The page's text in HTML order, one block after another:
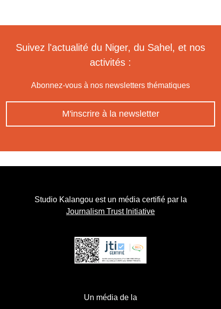
Suivez l'actualité du Niger, du Sahel, et nos
activités :
Abonnez-vous à nos newsletters thématiques
M'inscrire à la newsletter
Studio Kalangou est un média certifié par la
Journalism Trust Initiative
Un média de la